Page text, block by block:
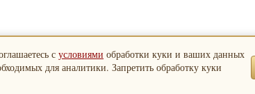
с условиями обработки куки и ваших данных
для аналитики. Запретить обработку куки